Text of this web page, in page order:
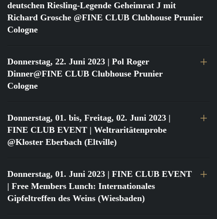
deutschen Riesling-Legende Geheimrat J mit
Richard Grosche @FINE CLUB Clubhouse Prunier
Cologne
Donnerstag, 22. Juni 2023 | Pol Roger
Dinner@FINE CLUB Clubhouse Prunier
Cologne
Donnerstag, 01. bis, Freitag, 02. Juni 2023 |
FINE CLUB EVENT | Weltraritätenprobe
@Kloster Eberbach (Eltville)
Donnerstag, 01. Juni 2023 | FINE CLUB EVENT
| Free Members Lunch: Internationales
Gipfeltreffen des Weins (Wiesbaden)